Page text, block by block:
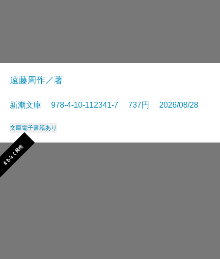
遠藤周作／著
新潮文庫 978-4-10-112341-7 737円 2026/08/28
文庫電子書籍あり
まもなく発売